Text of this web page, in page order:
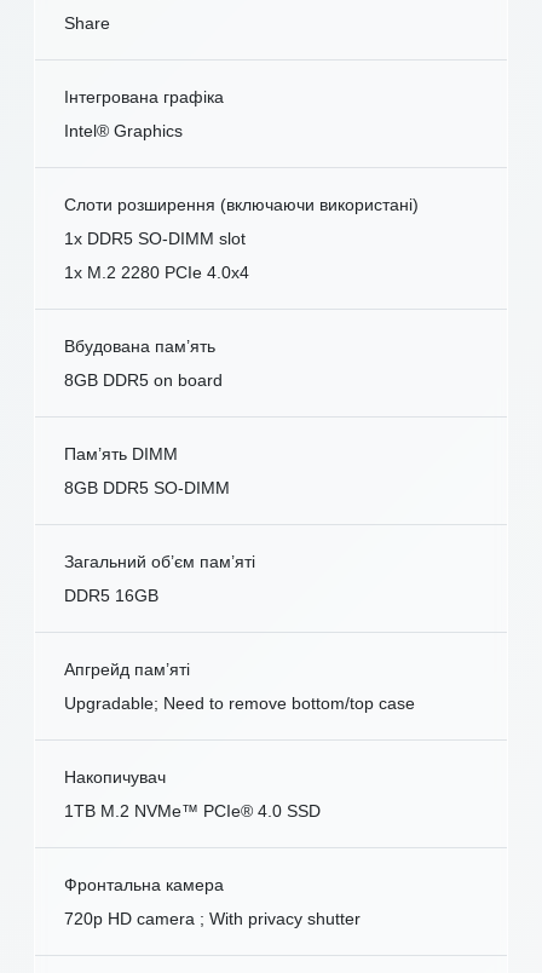
Share
Інтегрована графіка
Intel® Graphics
Слоти розширення (включаючи використані)
1x DDR5 SO-DIMM slot
1x M.2 2280 PCIe 4.0x4
Вбудована пам’ять
8GB DDR5 on board
Пам’ять DIMM
8GB DDR5 SO-DIMM
Загальний об’єм пам’яті
DDR5 16GB
Апгрейд пам’яті
Upgradable; Need to remove bottom/top case
Накопичувач
1TB M.2 NVMe™ PCIe® 4.0 SSD
Фронтальна камера
720p HD camera ; With privacy shutter